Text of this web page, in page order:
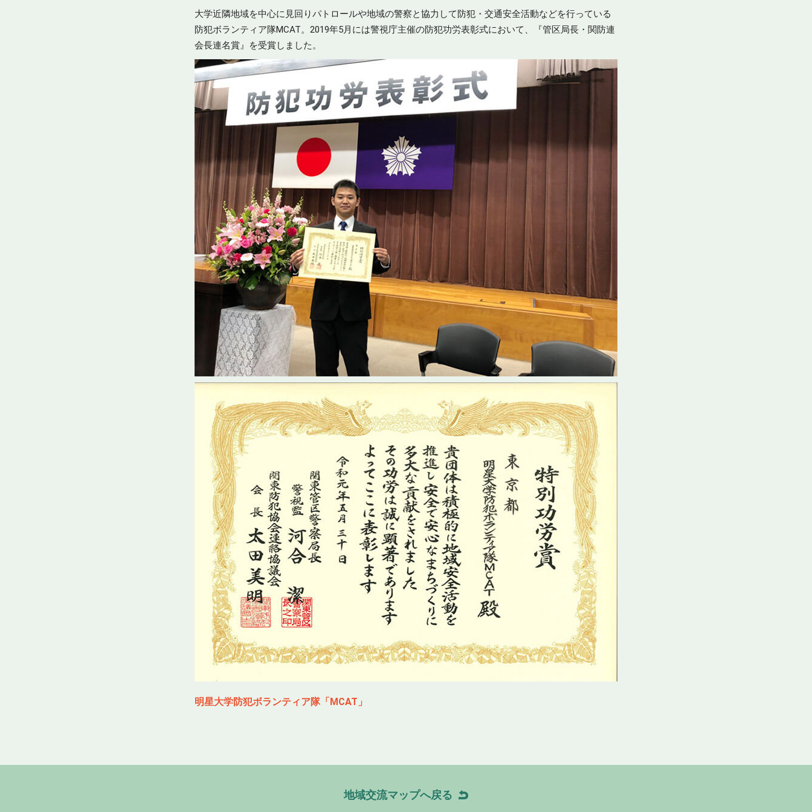
大学近隣地域を中心に見回りパトロールや地域の警察と協力して防犯・交通安全活動などを行っている
防犯ボランティア隊MCAT。2019年5月には警視庁主催の防犯功労表彰式において、『管区局長・関防連
会長連名賞』を受賞しました。
明星大学防犯ボランティア隊「MCAT」
地域交流マップへ戻る